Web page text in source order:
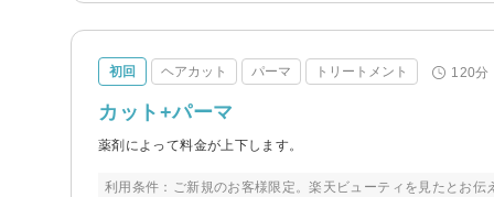
初回 ヘアカット パーマ トリートメント 120分
カット+パーマ
薬剤によって料金が上下します。
利用条件：ご新規のお客様限定。楽天ビューティを見たとお伝